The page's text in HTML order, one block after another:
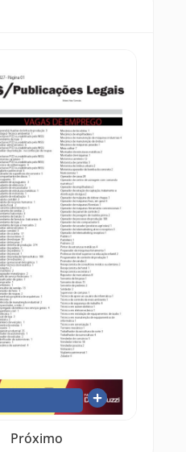
Próximo